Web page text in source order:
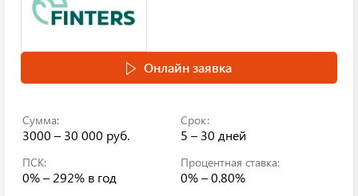
Онлайн заявка
Сумма:
3000 – 30 000 руб.
Срок:
5 – 30 дней
ПСК:
0% – 292% в год
Процентная ставка:
0% – 0.80%